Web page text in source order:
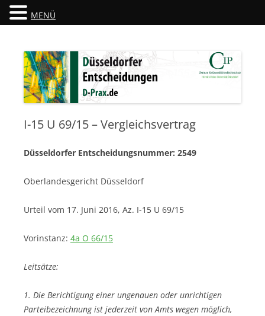
Düsseldorfer Entscheidungen
I-15 U 69/15 – Vergleichsvertrag
Düsseldorfer Entscheidungsnummer: 2549
Oberlandesgericht Düsseldorf
Urteil vom 17. Juni 2016, Az. I-15 U 69/15
Vorinstanz: 4a O 66/15
Leitsätze:
1. Die Berichtigung einer ungenauen oder unrichtigen
Parteibezeichnung ist jederzeit von Amts wegen möglich,
MENÜ